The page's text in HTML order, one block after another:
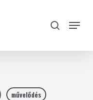
search
Menu
művelődés
Close